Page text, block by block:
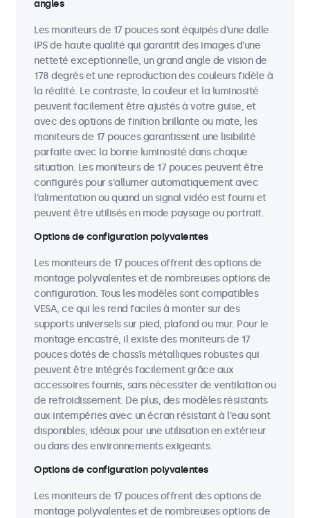
angles
Les moniteurs de 17 pouces sont équipés d'une dalle
IPS de haute qualité qui garantit des images d'une
netteté exceptionnelle, un grand angle de vision de
178 degrés et une reproduction des couleurs fidèle à
la réalité. Le contraste, la couleur et la luminosité
peuvent facilement être ajustés à votre guise, et
avec des options de finition brillante ou mate, les
moniteurs de 17 pouces garantissent une lisibilité
parfaite avec la bonne luminosité dans chaque
situation. Les moniteurs de 17 pouces peuvent être
configurés pour s'allumer automatiquement avec
l'alimentation ou quand un signal vidéo est fourni et
peuvent être utilisés en mode paysage ou portrait.
Options de configuration polyvalentes
Les moniteurs de 17 pouces offrent des options de
montage polyvalentes et de nombreuses options de
configuration. Tous les modèles sont compatibles
VESA, ce qui les rend faciles à monter sur des
supports universels sur pied, plafond ou mur. Pour le
montage encastré, il existe des moniteurs de 17
pouces dotés de chassîs métalliques robustes qui
peuvent être intégrés facilement grâce aux
accessoires fournis, sans nécessiter de ventilation ou
de refroidissement. De plus, des modèles résistants
aux intempéries avec un écran résistant à l'eau sont
disponibles, idéaux pour une utilisation en extérieur
ou dans des environnements exigeants.
Options de configuration polyvalentes
Les moniteurs de 17 pouces offrent des options de
montage polyvalentes et de nombreuses options de